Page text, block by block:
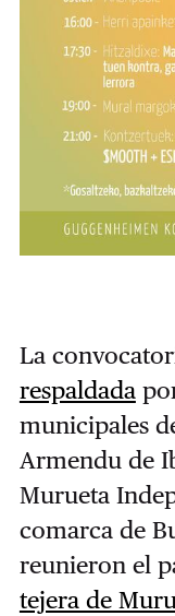
La
respaldada
municipales
Armendu de
Murueta
comarca de
reunieron el
tejera de